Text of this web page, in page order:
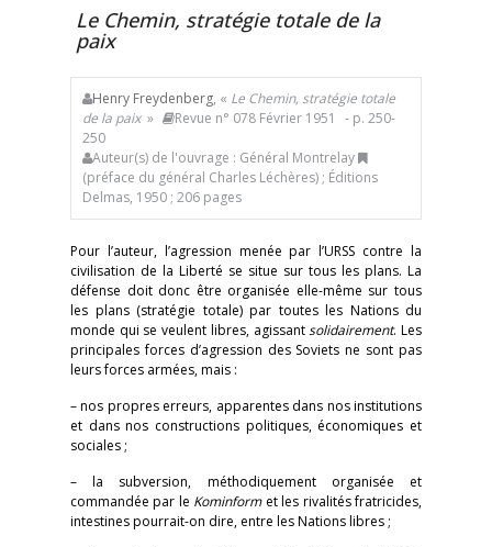
Le Chemin, stratégie totale de la
paix
Henry Freydenberg, « Le Chemin, stratégie totale
de la paix» Revue n° 078 Février 1951
- p. 250-
250
Auteur(s) de l'ouvrage : Général Montrelay
(préface du général Charles Léchères) ; Éditions
Delmas, 1950 ; 206 pages
Pour l’auteur, l’agression menée par l’URSS contre la
civilisation de la Liberté se situe sur tous les plans. La
défense doit donc être organisée elle-même sur tous
les plans (stratégie totale) par toutes les Nations du
monde qui se veulent libres, agissantsolidairement. Les
principales forces d’agression des Soviets ne sont pas
leurs forces armées, mais :
– nos propres erreurs, apparentes dans nos institutions
et dans nos constructions politiques, économiques et
sociales ;
– la subversion, méthodiquement organisée et
commandée par le Kominformet les rivalités fratricides,
intestines pourrait-on dire, entre les Nations libres ;